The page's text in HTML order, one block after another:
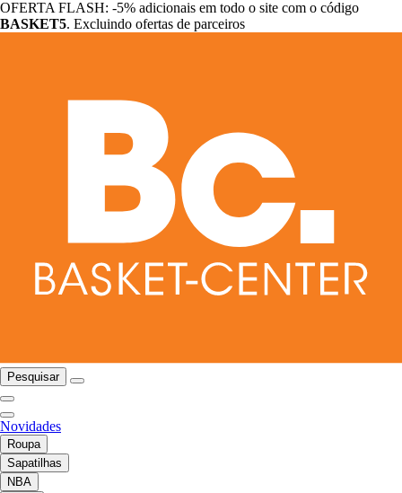
OFERTA FLASH: -5% adicionais em todo o site com o código
BASKET5. Excluindo ofertas de parceiros
Pesquisar
Novidades
Roupa
Sapatilhas
NBA